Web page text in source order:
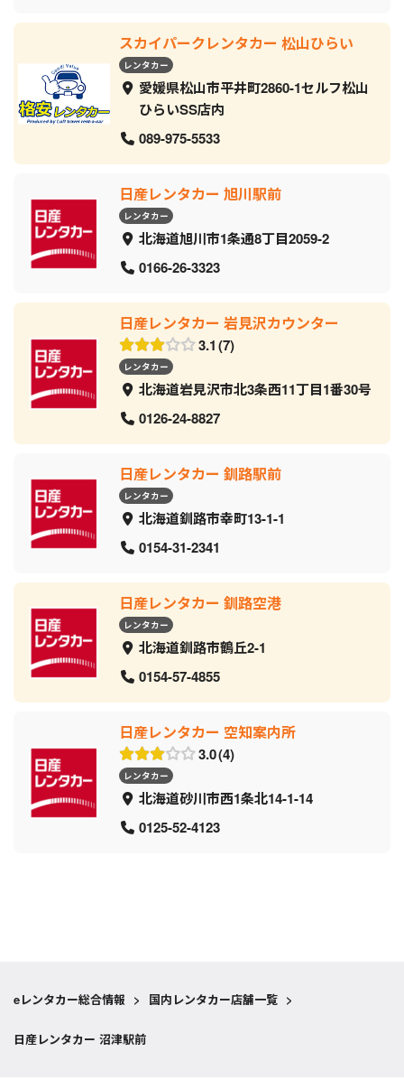
スカイパークレンタカー 松山ひらい
レンタカー
愛媛県松山市平井町2860-1セルフ松山
ひらいSS店内
089-975-5533
日産レンタカー 旭川駅前
レンタカー
北海道旭川市1条通8丁目2059‐2
0166-26-3323
日産レンタカー 岩見沢カウンター
3.1 7
レンタカー
北海道岩見沢市北3条西11丁目1番30号
0126-24-8827
日産レンタカー 釧路駅前
レンタカー
北海道釧路市幸町13-1-1
0154-31-2341
日産レンタカー 釧路空港
レンタカー
北海道釧路市鶴丘2-1
0154-57-4855
日産レンタカー 空知案内所
3.0 4
レンタカー
北海道砂川市西1条北14-1-14
0125-52-4123
eレンタカー総合情報 > 国内レンタカー店舗一覧 >
日産レンタカー 沼津駅前